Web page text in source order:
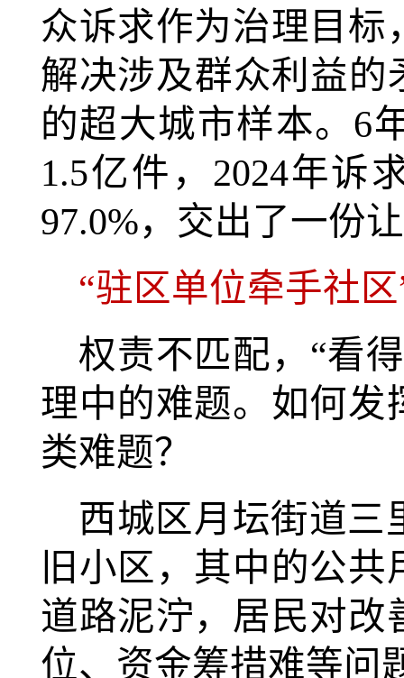
众诉求作为治理目标
解决涉及群众利益的
的超大城市样本。6
1.5亿件，2024年诉
97.0%，交出了一份
“驻区单位牵手社
权责不匹配，“看
理中的难题。如何发
类难题？
西城区月坛街道三
旧小区，其中的公
道路泥泞，居民对改
位、资金筹措难等问